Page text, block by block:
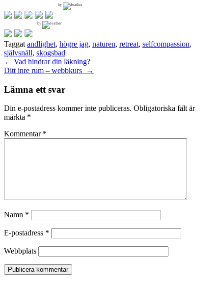
by
by
Taggat andlighet, högre jag, naturen, retreat, selfcompassion,
självsnäll, skogsbad
Inläggsnavigering
← Vad hindrar din läkning?
Ditt inre rum – webbkurs
→
Lämna ett svar
Din e-postadress kommer inte publiceras. Obligatoriska fält är
märkta *
Kommentar *
Namn *
E-postadress *
Webbplats